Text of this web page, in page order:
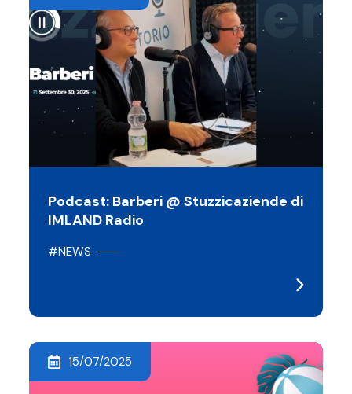
Podcast: Barberi @ Stuzzicaziende di
IMLAND Radio
#NEWS
15/07/2025